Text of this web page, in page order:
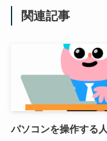
関連記事
パソコンを操作する人